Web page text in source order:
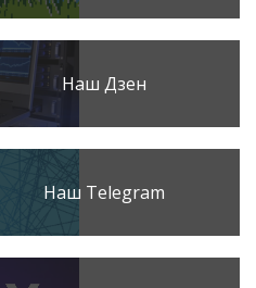
Наш Дзен
Наш Telegram